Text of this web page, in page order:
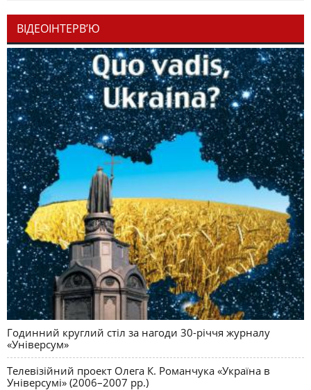
ВІДЕОІНТЕРВ’Ю
Годинний круглий стіл за нагоди 30-річчя журналу
«Універсум»
Телевізійний проект Олега К. Романчука «Україна в
Універсумі» (2006–2007 рр.)